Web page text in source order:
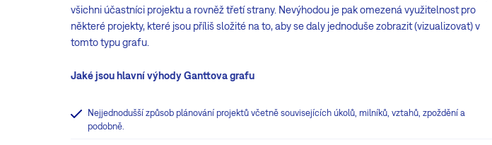
všichni účastníci projektu a rovněž třetí strany. Nevýhodou je pak omezená využitelnost pro
některé projekty, které jsou příliš složité na to, aby se daly jednoduše zobrazit (vizualizovat) v
tomto typu grafu.
Jaké jsou hlavní výhody Ganttova grafu
Nejjednodušší způsob plánování projektů včetně souvisejících úkolů, milníků, vztahů, zpoždění a
podobně.